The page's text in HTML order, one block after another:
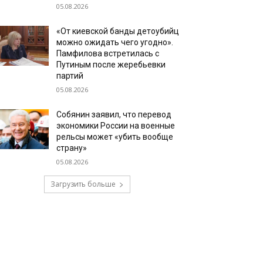
05.08.2026
«От киевской банды детоубийц
можно ожидать чего угодно».
Памфилова встретилась с
Путиным после жеребьевки
партий
05.08.2026
Собянин заявил, что перевод
экономики России на военные
рельсы может «убить вообще
страну»
05.08.2026
Загрузить больше